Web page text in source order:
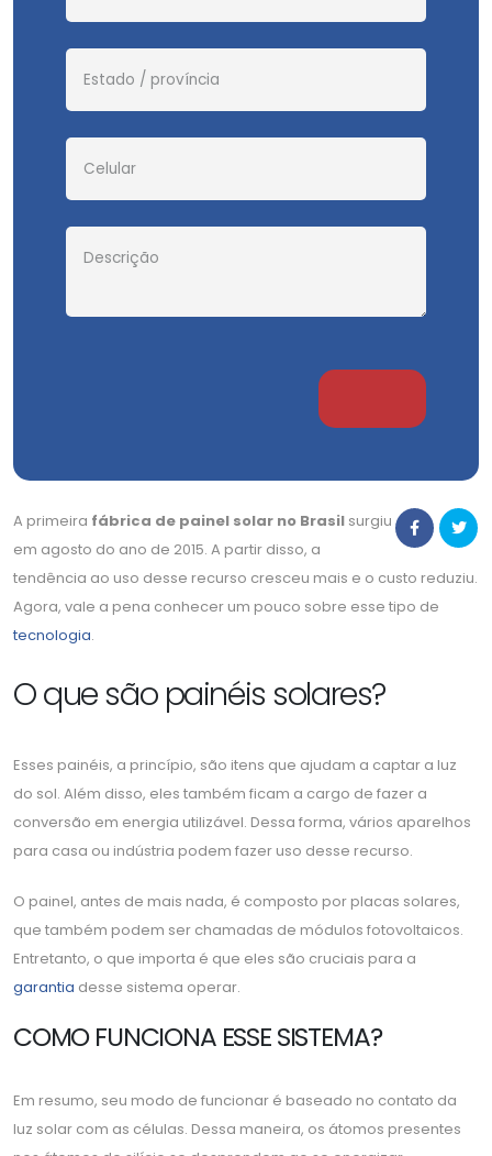
A primeira fábrica de painel solar no Brasil surgiu
em agosto do ano de 2015. A partir disso, a
tendência ao uso desse recurso cresceu mais e o custo reduziu.
Agora, vale a pena conhecer um pouco sobre esse tipo de
tecnologia.
O que são painéis solares?
Esses painéis, a princípio, são itens que ajudam a captar a luz
do sol. Além disso, eles também ficam a cargo de fazer a
conversão em energia utilizável. Dessa forma, vários aparelhos
para casa ou indústria podem fazer uso desse recurso.
O painel, antes de mais nada, é composto por placas solares,
que também podem ser chamadas de módulos fotovoltaicos.
Entretanto, o que importa é que eles são cruciais para a
garantia desse sistema operar.
COMO FUNCIONA ESSE SISTEMA?
Em resumo, seu modo de funcionar é baseado no contato da
luz solar com as células. Dessa maneira, os átomos presentes